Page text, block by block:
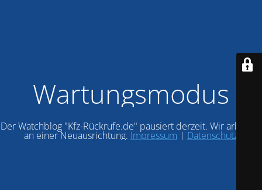
Wartungsmodus
Der Watchblog "Kfz-Rückrufe.de" pausiert derzeit. Wir arbeiten
an einer Neuausrichtung. Impressum | Datenschutz